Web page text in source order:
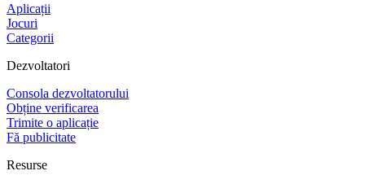
Aplicații
Jocuri
Categorii
Dezvoltatori
Consola dezvoltatorului
Obține verificarea
Trimite o aplicație
Fă publicitate
Resurse